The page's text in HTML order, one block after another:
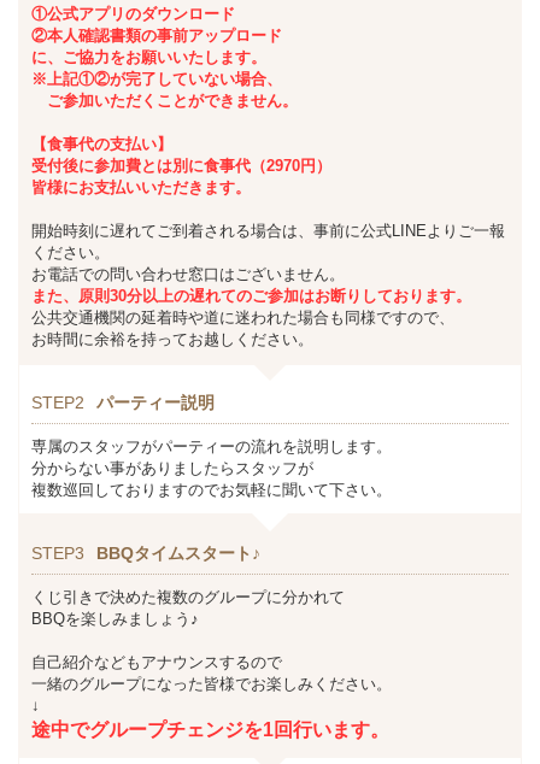
①公式アプリのダウンロード
②本人確認書類の事前アップロード
に、ご協力をお願いいたします。
※上記①②が完了していない場合、
ご参加いただくことができません。
【食事代の支払い】
受付後に参加費とは別に食事代（2970円）
皆様にお支払いいただきます。
開始時刻に遅れてご到着される場合は、事前に公式LINE よりご一報
ください。
お電話での問い合わせ窓口はございません。
また、 原則30分以上の遅れてのご参加はお断りしております。
公共交通機関の延着時や道に迷われた場合も同様ですので、
お時間に余裕を持ってお越しください。
STEP2 パーティー説明
専属のスタッフがパーティーの流れを説明します。
分からない事がありましたらスタッフが
複数巡回しておりますのでお気軽に聞いて下さい。
STEP3 BBQタイムスタート♪
くじ引きで決めた複数のグループに分かれて
BBQを楽しみましょう♪
自己紹介などもアナウンスするので
一緒のグループになった皆様でお楽しみください。
↓
途中でグループチェンジを1回行います。